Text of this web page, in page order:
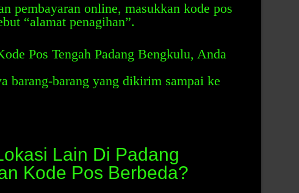
pembayaran online, masukkan kode pos
“alamat penagihan”.
Pos Tengah Padang Bengkulu, Anda
barang-barang yang dikirim sampai ke
Lain Di Padang
Kode Pos Berbeda?